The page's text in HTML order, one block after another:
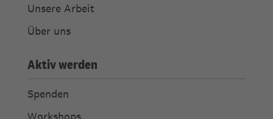
Unsere Arbeit
Über uns
Aktiv werden
Spenden
Workshops